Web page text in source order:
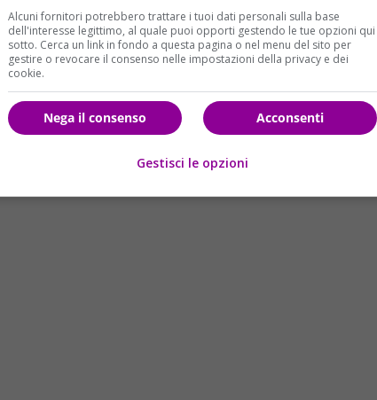
Stati Uniti d’America
Hillary Clinton, che ha telefonato al suo rivale
era stata prevista dai sondaggi. Sul sito
d’America e tutte le curiosità su di lui e la sua famiglia.
Alcuni fornitori potrebbero trattare i tuoi dati personali sulla base
dell'interesse legittimo, al quale puoi opporti gestendo le tue opzioni qui
sotto. Cerca un link in fondo a questa pagina o nel menu del sito per
gestire o revocare il consenso nelle impostazioni della privacy e dei
cookie.
Acconsenti
Nega il consenso
Gestisci le opzioni